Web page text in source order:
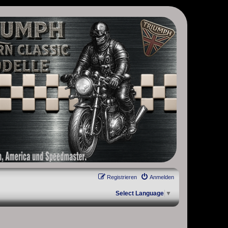
Scrambler, Bobber, Speed Twin, Street Scrambler, Street Twin,
Anmelden
Registrieren
Select Language ▼